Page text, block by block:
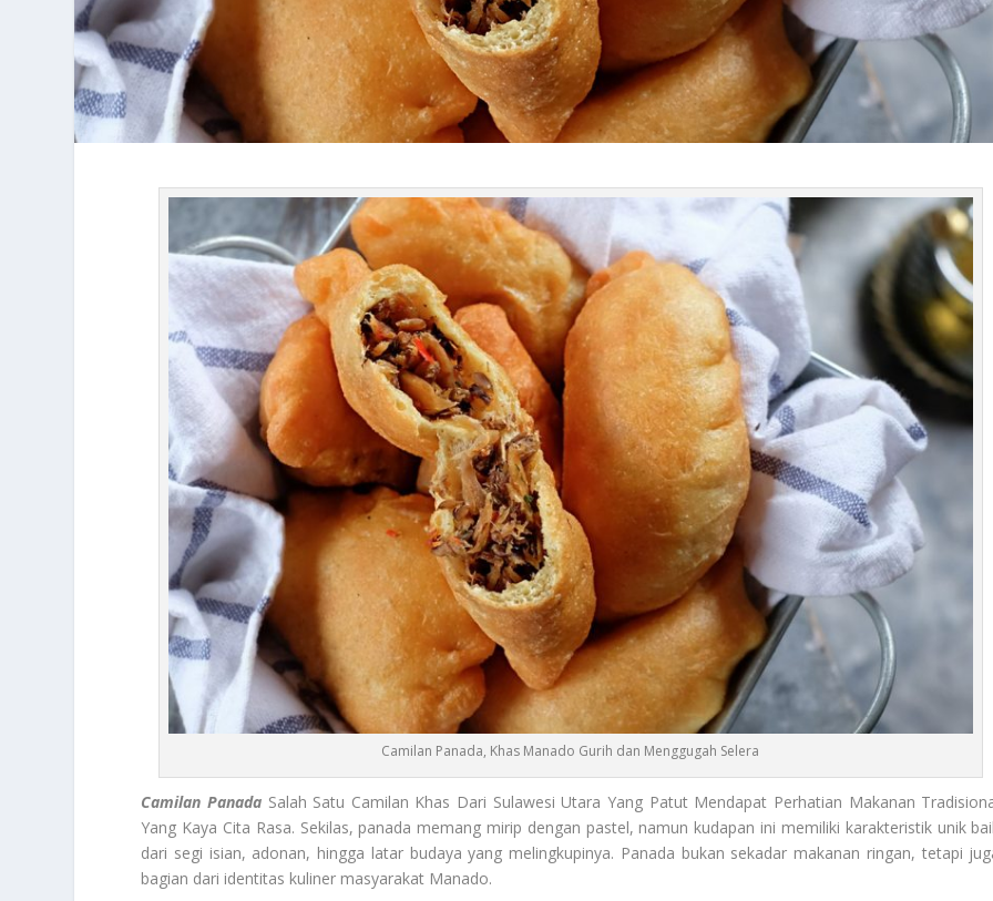
Camilan Panada, Khas Manado Gurih dan Menggugah Selera
Camilan PanadaSalah Satu Camilan Khas Dari Sulawesi Utara Yang Patut Mendapat Perhatian Makanan
Yang Kaya Cita Rasa. Sekilas, panada memang mirip dengan pastel, namun kudapan ini memiliki karakteristik unik
dari segi isian, adonan, hingga latar budaya yang melingkupinya. Panada bukan sekadar makanan ringan, tetapi
bagian dari identitas kuliner masyarakat Manado.